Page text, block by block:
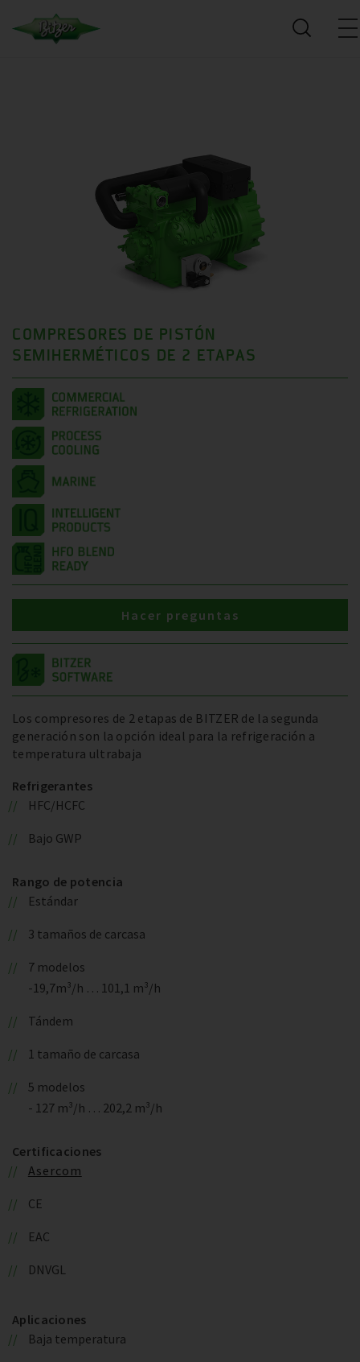
COMPRESORES DE PISTÓN
SEMIHERMÉTICOS DE 2 ETAPAS
Los compresores de 2 etapas de BITZER de la segunda
generación son la opción ideal para la refrigeración a
temperatura ultrabaja
Refrigerantes
HFC/HCFC
Bajo GWP
Rango de potencia
Estándar
3 tamaños de carcasa
7 modelos
-19,7m³/h … 101,1 m³/h
Tándem
1 tamaño de carcasa
5 modelos
- 127 m³/h … 202,2 m³/h
Certificaciones
Asercom
CE
EAC
DNVGL
Aplicaciones
Baja temperatura
Hacer preguntas